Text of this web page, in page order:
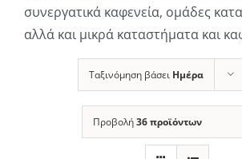
συνεργατικά καφενεία, ομάδες
αλλά και μικρά καταστήματα και
Ταξινόμηση βάσει Ημέρα
Προβολή36 προϊόντων